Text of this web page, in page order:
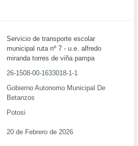
Servicio de transporte escolar
municipal ruta nº 7 - u.e. alfredo
miranda torres de viña pampa
26-1508-00-1633018-1-1
Gobierno Autonomo Municipal De
Betanzos
Potosi
20 de Febrero de 2026